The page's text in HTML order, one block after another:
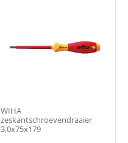
WIHA
zeskantschroevendraaier
3,0x75x179